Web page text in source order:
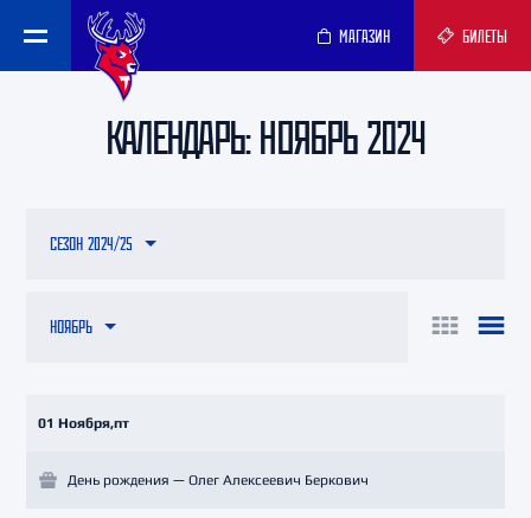
МАГАЗИН БИЛЕТЫ
КАЛЕНДАРЬ: НОЯБРЬ 2024
НОЯБРЬ
СЕЗОН 2024/25
01 Ноября,пт
День рождения — Олег Алексеевич Беркович